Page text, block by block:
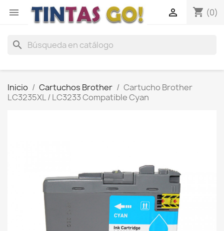
 shopping_cart (0)

search
Inicio Cartuchos Brother
Cartucho Brother
LC3235XL / LC3233 Compatible Cyan